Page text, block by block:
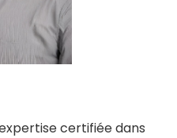
certifiée dans